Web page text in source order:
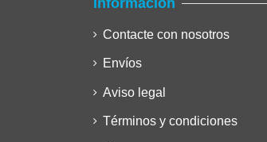
Contacte con nosotros
Envíos
Aviso legal
Términos y condiciones